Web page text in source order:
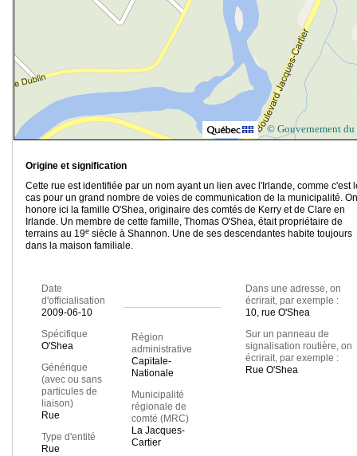
© Gouvernement du
Origine et signification
Cette rue est identifiée par un nom ayant un lien avec l'Irlande, comme c'est
cas pour un grand nombre de voies de communication de la municipalité. On
honore ici la famille O'Shea, originaire des comtés de Kerry et de Clare en
Irlande. Un membre de cette famille, Thomas O'Shea, était propriétaire de
terrains au 19e siècle à Shannon. Une de ses descendantes habite toujours
dans la maison familiale.
Date
d'officialisation
2009-06-10
Spécifique
O'Shea
Générique
(avec ou sans
particules de
liaison)
Rue
Type d'entité
Rue
Région
administrative
Capitale-
Nationale
Municipalité
régionale de
comté (MRC)
La Jacques-
Cartier
Dans une adresse, on
écrirait, par exemple :
10, rue O'Shea
Sur un panneau de
signalisation routière, on
écrirait, par exemple :
Rue O'Shea